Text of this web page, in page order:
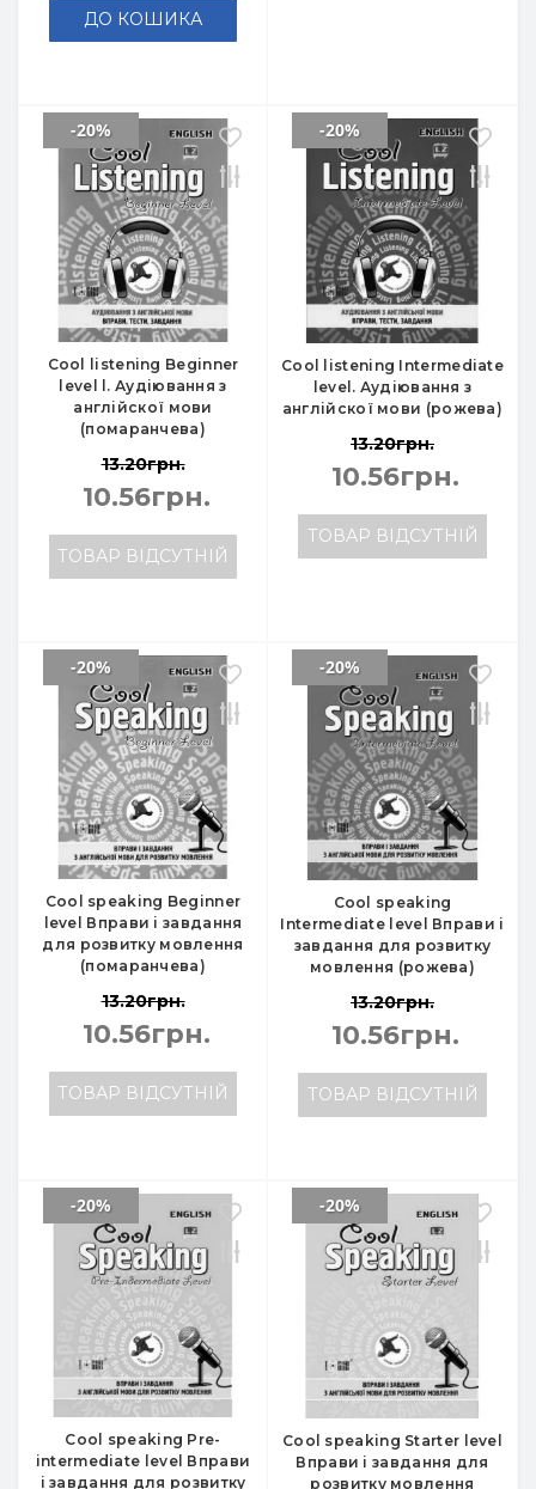
ДО КОШИКА
Cool listening Beginner
level l. Аудіювання з
англійскої мови
(помаранчева)
-20%
13.20грн.
10.56грн.
ТОВАР ВІДСУТНІЙ
Cool listening Intermediate
level. Аудіювання з
англійскої мови (рожева)
-20%
13.20грн.
10.56грн.
ТОВАР ВІДСУТНІЙ
Cool speaking Beginner
level Вправи і завдання
для розвитку мовлення
(помаранчева)
-20%
13.20грн.
10.56грн.
ТОВАР ВІДСУТНІЙ
Cool speaking
Intermediate level Вправи і
завдання для розвитку
мовлення (рожева)
-20%
13.20грн.
10.56грн.
ТОВАР ВІДСУТНІЙ
Cool speaking Pre-
intermediate level Вправи
і завдання для розвитку
-20%
Cool speaking Starter level
Вправи і завдання для
розвитку мовлення
-20%